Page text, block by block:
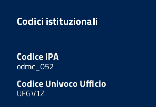
Codici istituzionali
Codice IPA
odmc_052
Codice Univoco Ufficio
UFGV1Z